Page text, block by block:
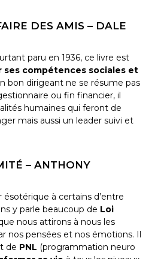
DES AMIS – DALE
paru en 1936, ce livre est
ses compétences sociales et
bon dirigeant ne se résume pas
ou fin financier, il
humaines qui feront de
mais aussi un leader suivi et
– ANTHONY
ésotérique à certains d’entre
y parle beaucoup de Loi
nous attirons à nous les
nos pensées et nos émotions. Il
de PNL (programmation neuro